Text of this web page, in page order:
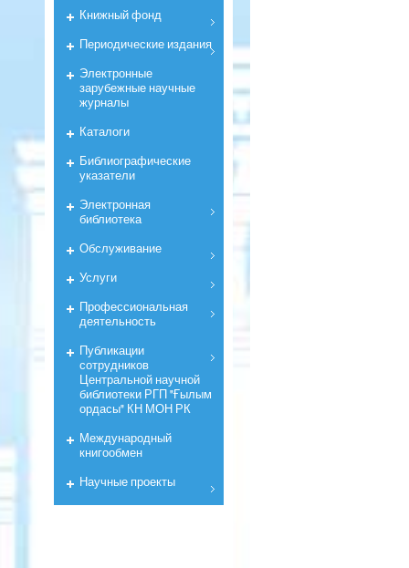
Книжный фонд
Периодические издания
Электронные
зарубежные научные
журналы
Каталоги
Библиографические
указатели
Электронная
библиотека
Обслуживание
Услуги
Профессиональная
деятельность
Публикации
сотрудников
Центральной научной
библиотеки РГП "Ғылым
ордасы" КН МОН РК
Международный
книгообмен
Научные проекты